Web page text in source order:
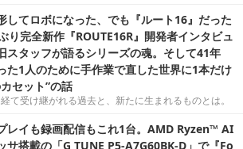
してロボになった、でも『ルート16』だった
り完全新作『ROUTE16R』開発者インタビュ
スタッフが語るシリーズの魂。そして41年
た1人のために手作業で直した世界に1本だけ
セット”の話
て受け継がれる過去と、新たに生まれるものとは。
レイも録画配信もこれ1台。AMD Ryzen™ AI
サ搭載の「G TUNE P5-A7G60BK-D」で『Fo